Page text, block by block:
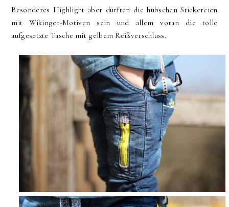
Besonderes Highlight aber dürften die hübschen Stickereien
mit Wikinger-Motiven sein und allem voran die tolle
aufgesetzte Tasche mit gelbem Reißverschluss.